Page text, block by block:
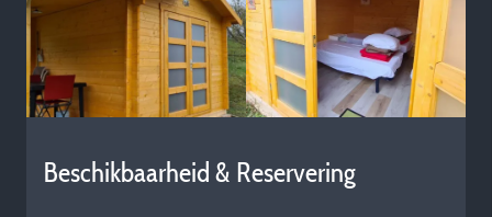
Beschikbaarheid & Reservering